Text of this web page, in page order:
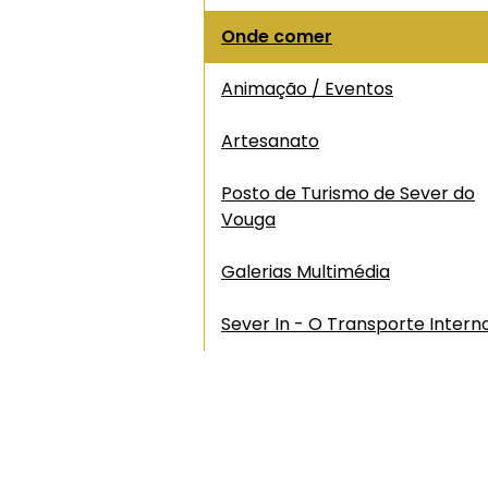
Onde comer
Animação / Eventos
Artesanato
Posto de Turismo de Sever do
Vouga
Galerias Multimédia
Sever In - O Transporte